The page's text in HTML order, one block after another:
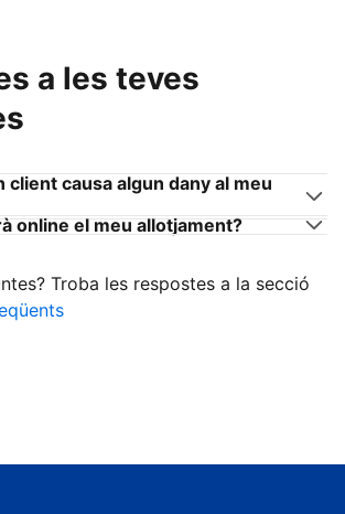
a les teves
client causa algun dany al meu
online el meu allotjament?
Troba les respostes a la secció
clients